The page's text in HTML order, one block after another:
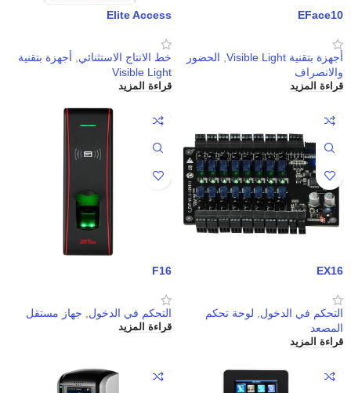
EFace10
أجهزة بتقنية Visible Light
الحضور
والانصراف
قراءة المزيد
Elite Access
خط الانتاج الاستثنائي
أجهزة بتقنية
Visible Light
قراءة المزيد
EX16
التحكم في الدخول
لوحة تحكم
المصعد
قراءة المزيد
F16
التحكم في الدخول جهاز مستقل
قراءة المزيد